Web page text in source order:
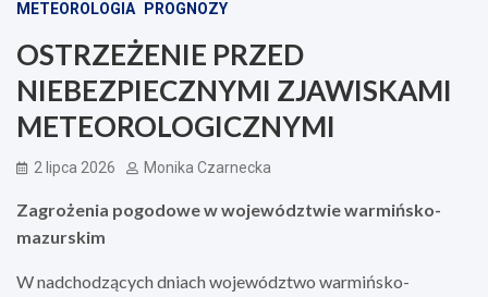
METEOROLOGIA PROGNOZY
OSTRZEŻENIE PRZED
NIEBEZPIECZNYMI ZJAWISKAMI
METEOROLOGICZNYMI
2 lipca 2026 Monika Czarnecka
Zagrożenia pogodowe w województwie warmińsko-
mazurskim
W nadchodzących dniach województwo warmińsko-